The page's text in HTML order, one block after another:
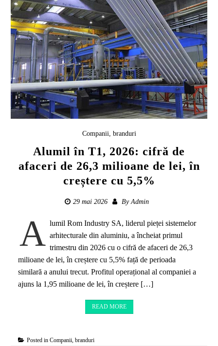
Companii, branduri
Alumil în T1, 2026: cifră de
afaceri de 26,3 milioane de lei, în
creștere cu 5,5%
29 mai 2026 ByAdmin
A lumil Rom Industry SA, liderul pieței sistemelor
arhitecturale din aluminiu, a încheiat primul
trimestru din 2026 cu o cifră de afaceri de 26,3
milioane de lei, în creștere cu 5,5% față de perioada
similară a anului trecut. Profitul operațional al companiei a
ajuns la 1,95 milioane de lei, în creștere […]
READ MORE
Posted inCompanii, branduri